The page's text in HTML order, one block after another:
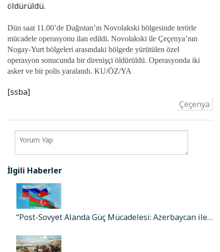
öldürüldü.
Dün saat 11.00’de Dağıstan’ın Novolakski bölgesinde terörle
mücadele operasyonu ilan edildi. Novolakski ile Çeçenya’nın
Nogay-Yurt bölgeleri arasındaki bölgede yürütülen özel
operasyon sonucunda bir direnişçi öldürüldü. Operasyonda iki
asker ve bir polis yaralandı. KU/ÖZ/YA
[ssba]
Çeçenya
İlgili Haberler
“Post-Sovyet Alanda Güç Mücadelesi: Azerbaycan ile…